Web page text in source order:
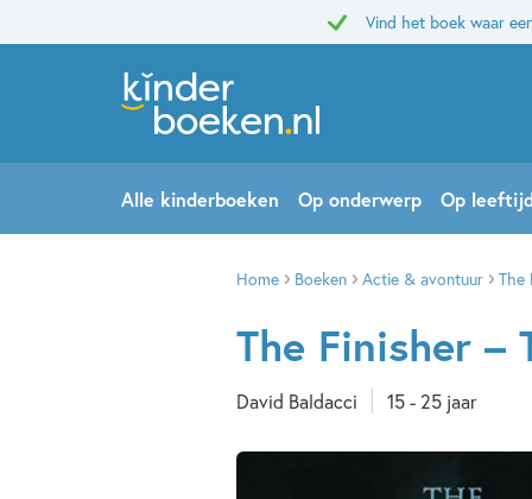
Vind het boek waar
Alle kinderboeken Op onderwerp Op
Home Boeken Actie & avontuur The
The Finisher –
David Baldacci 15 - 25 jaar